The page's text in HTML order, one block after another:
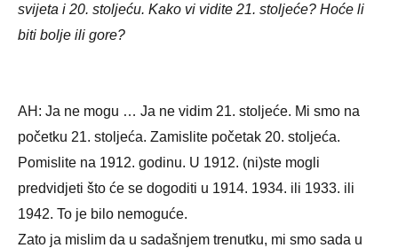
svijeta i 20. stoljeću. Kako vi vidite 21. stoljeće? Hoće li
biti bolje ili gore?
AH: Ja ne mogu … Ja ne vidim 21. stoljeće. Mi smo na
početku 21. stoljeća. Zamislite početak 20. stoljeća.
Pomislite na 1912. godinu. U 1912. (ni)ste mogli
predvidjeti što će se dogoditi u 1914. 1934. ili 1933. ili
1942. To je bilo nemoguće.
Zato ja mislim da u sadašnjem trenutku, mi smo sada u